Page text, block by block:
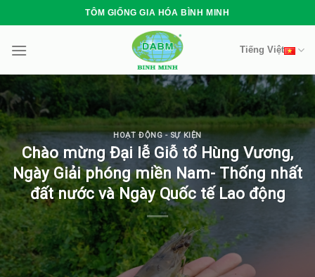
to
content
TÔM GIỐNG GIA HÓA BÌNH MINH
Tiếng Việt
HOẠT ĐỘNG - SỰ KIỆN
Chào mừng Đại lễ Giỗ tổ Hùng Vương,
Ngày Giải phóng miền Nam- Thống nhất
đất nước và Ngày Quốc tế Lao động